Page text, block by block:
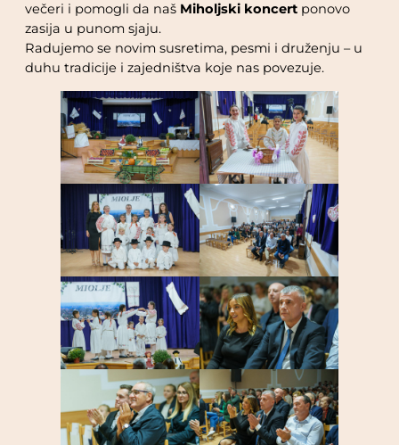
večeri i pomogli da naš Miholjski koncert ponovo
zasija u punom sjaju.
Radujemo se novim susretima, pesmi i druženju – u
duhu tradicije i zajedništva koje nas povezuje.